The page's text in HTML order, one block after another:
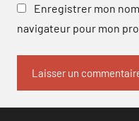
Enregistrer mon
navigateur pour mon